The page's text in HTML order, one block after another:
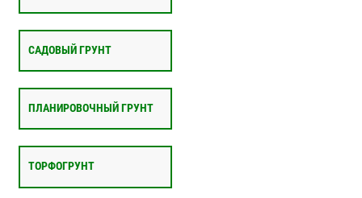
САДОВЫЙ ГРУНТ
ПЛАНИРОВОЧНЫЙ ГРУНТ
ТОРФОГРУНТ